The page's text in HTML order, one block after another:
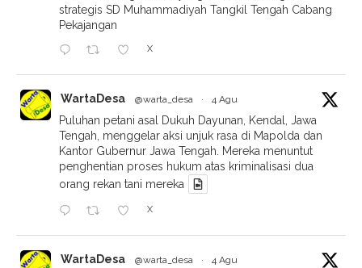
strategis SD Muhammadiyah Tangkil Tengah Cabang
Pekajangan
X
WartaDesa @warta_desa · 4 Agu
Puluhan petani asal Dukuh Dayunan, Kendal, Jawa
Tengah, menggelar aksi unjuk rasa di Mapolda dan
Kantor Gubernur Jawa Tengah. Mereka menuntut
penghentian proses hukum atas kriminalisasi dua
orang rekan tani mereka
X
WartaDesa @warta_desa · 4 Agu